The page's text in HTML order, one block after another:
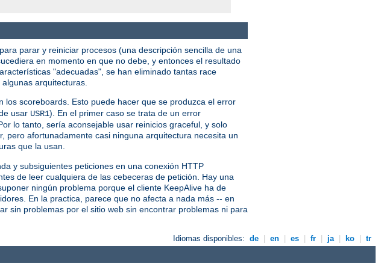
parar y reiniciar procesos (una descripción sencilla de una
en momento en que no debe, y entonces el resultado
"adecuadas", se han eliminado tantas race
arquitecturas.
los scoreboards. Esto puede hacer que se produzca el error
usar USR1). En el primer caso se trata de un error
lo tanto, sería aconsejable usar reinicios graceful, y solo
pero afortunadamente casi ninguna arquitectura necesita un
que la usan.
y subsiguientes peticiones en una conexión HTTP
de leer cualquiera de las cebeceras de petición. Hay una
ningún problema porque el cliente KeepAlive ha de
En la practica, parece que no afecta a nada más -- en
sin problemas por el sitio web sin encontrar problemas ni para
Idiomas disponibles: de en es fr ja ko tr